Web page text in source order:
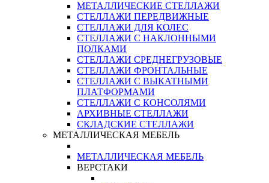
МЕТАЛЛИЧЕСКИЕ СТЕЛЛАЖИ
СТЕЛЛАЖИ ПЕРЕДВИЖНЫЕ
СТЕЛЛАЖИ ДЛЯ КОЛЕС
СТЕЛЛАЖИ С НАКЛОННЫМИ
ПОЛКАМИ
СТЕЛЛАЖИ СРЕДНЕГРУЗОВЫЕ
СТЕЛЛАЖИ ФРОНТАЛЬНЫЕ
СТЕЛЛАЖИ С ВЫКАТНЫМИ
ПЛАТФОРМАМИ
СТЕЛЛАЖИ С КОНСОЛЯМИ
АРХИВНЫЕ СТЕЛЛАЖИ
СКЛАДСКИЕ СТЕЛЛАЖИ
МЕТАЛЛИЧЕСКАЯ МЕБЕЛЬ
МЕТАЛЛИЧЕСКАЯ МЕБЕЛЬ
ВЕРСТАКИ